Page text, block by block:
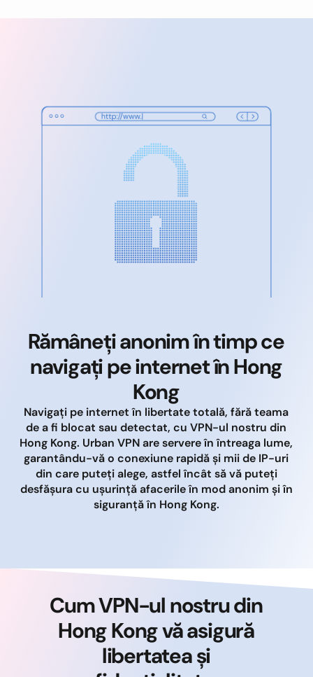
Rămâneți anonim în timp ce
navigați pe internet în Hong
Kong
Navigați pe internet în libertate totală, fără teama
de a fi blocat sau detectat, cu VPN-ul nostru din
Hong Kong. Urban VPN are servere în întreaga lume,
garantându-vă o conexiune rapidă și mii de IP-uri
din care puteți alege, astfel încât să vă puteți
desfășura cu ușurință afacerile în mod anonim și în
siguranță în Hong Kong.
Cum VPN-ul nostru din
Hong Kong vă asigură
libertatea și